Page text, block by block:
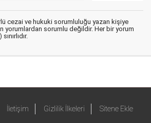
cezai ve hukuki sorumluluğu yazan kişiye
yorumlardan sorumlu değildir. Her bir yorum
İletişim Gizlilik İlkeleri Sitene Ekle